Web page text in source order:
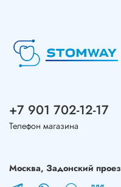
+7 901 702-12-17
Телефон магазина
Москва, Задонский